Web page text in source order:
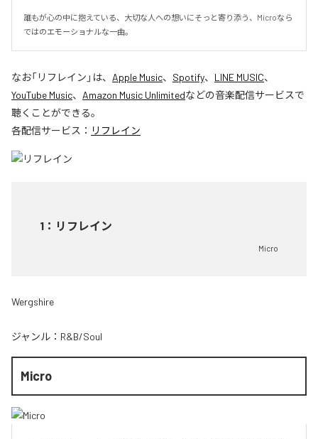
誰もが心の中に抱えている、大切な人への想いにそっと寄り添う、Microなら
ではのエモーショナルな一曲。
なお「リフレイン 」は、 Apple Music、 Spotify、 LINE MUSIC、
YouTube Music、 Amazon Music Unlimitedなどの音楽配信サービスで
聴くことができる。
各配信サービス： リフレイン
1 ： リフレイン
Micro
Wergshire
ジャンル： R&B/Soul
Micro